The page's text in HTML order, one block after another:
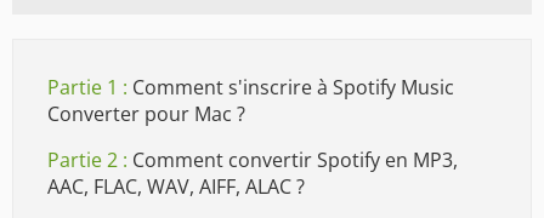
Partie 1 : Comment s'inscrire à Spotify Music
Converter pour Mac ?
Partie 2 : Comment convertir Spotify en MP3,
AAC, FLAC, WAV, AIFF, ALAC ?